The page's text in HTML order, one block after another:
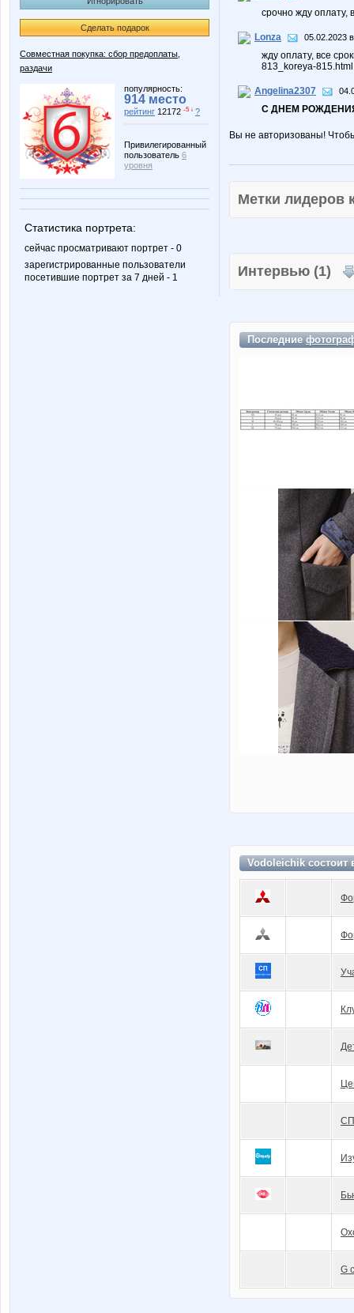
Сделать подарок
Совместная покупка: сбор предоплаты,
раздачи
популярность:
914 место
рейтинг 12172 -5 ↓ ?
Привилегированный
пользователь 6
уровня
Статистика портрета:
сейчас просматривают портрет - 0
зарегистрированные пользователи
посетившие портрет за 7 дней - 1
срочно жду оплату,
Lonza 05.02.2023
жду оплату, все
813_koreya-815.html
Angelina2307
С ДНЕМ
Вы не авторизованы!
Метки
Интервью (1)
Последние
Vodoleichik состоит
G